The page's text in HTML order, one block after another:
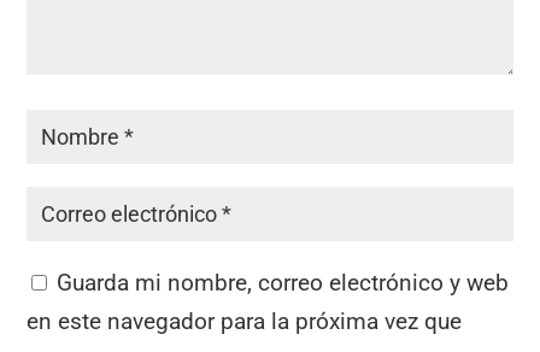
Guarda mi nombre, correo electrónico y web
en este navegador para la próxima vez que